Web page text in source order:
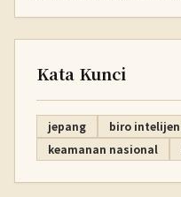
Kata Kunci
jepang biro intelijen
keamanan nasional